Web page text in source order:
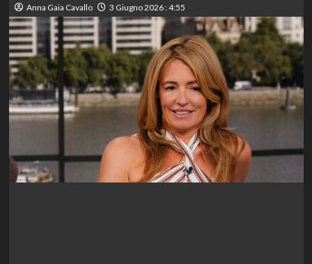
Anna Gaia Cavallo 3 Giugno 2026 : 4:55